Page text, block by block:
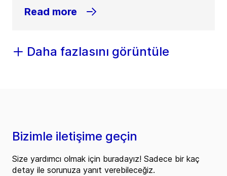
Read more
Daha fazlasını görüntüle
Bizimle iletişime geçin
Size yardımcı olmak için buradayız! Sadece bir kaç
detay ile sorunuza yanıt verebileceğiz.